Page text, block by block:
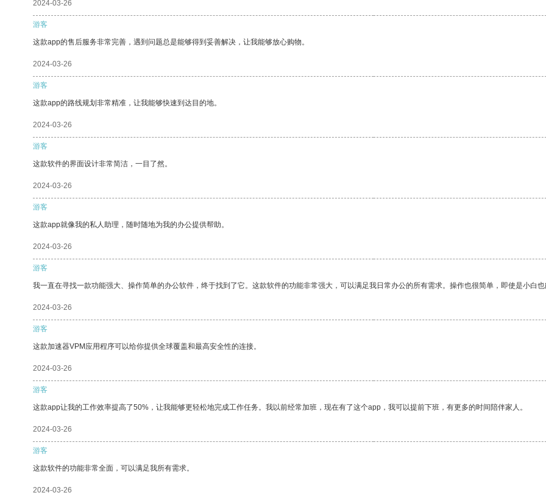
2024-03-26
游客
这款app的售后服务非常完善，遇到问题总是能够得到妥善解决，让我能够放心购物。
2024-03-26
游客
这款app的路线规划非常精准，让我能够快速到达目的地。
2024-03-26
游客
这款软件的界面设计非常简洁，一目了然。
2024-03-26
游客
这款app就像我的私人助理，随时随地为我的办公提供帮助。
2024-03-26
游客
我一直在寻找一款功能强大、操作简单的办公软件，终于找到了它。这款软件的功能非常强大，可以满足我日常办公的所有需求。操作也很简单，即使是小白
2024-03-26
游客
这款加速器VPM应用程序可以给你提供全球覆盖和最高安全性的连接。
2024-03-26
游客
这款app让我的工作效率提高了50%，让我能够更轻松地完成工作任务。我以前经常加班，现在有了这个app，我可以提前下班，有更多的时间陪伴家人。
2024-03-26
游客
这款软件的功能非常全面，可以满足我所有需求。
2024-03-26